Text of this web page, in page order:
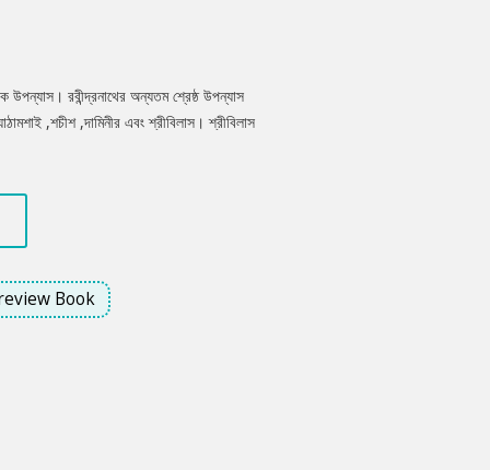
উপন্যাস। রবীন্দ্রনাথের অন্যতম শ্রেষ্ঠ উপন্যাস
,শচীশ ,দামিনীর এবং শ্রীবিলাস। শ্রীবিলাস
পথপ্রদর্শক শচীশের সাথে তাঁর সাক্ষাৎ, বিধবা
Book